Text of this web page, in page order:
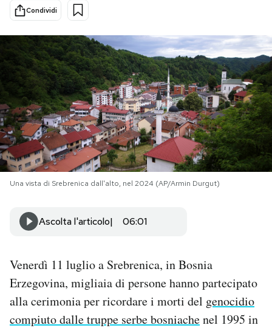
Scienza
Economia
Sport
Altrecose
Mondiali calcio 2026
PODCAST
NEWSLETTER
CALENDARIO
AREA PERSONALE
Condividi
Una vista di Srebrenica dall'alto, nel 2024 (AP/Armin Durgut)
Ascolta l'articolo 06:01
Venerdì 11 luglio a Srebrenica, in Bosnia
Erzegovina, migliaia di persone hanno partecipato
alla cerimonia per ricordare i morti del genocidio
compiuto dalle truppe serbe bosniachenel 1995 in